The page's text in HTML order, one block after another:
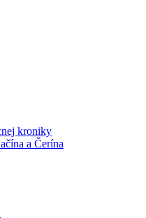
kroniky
a Čerína